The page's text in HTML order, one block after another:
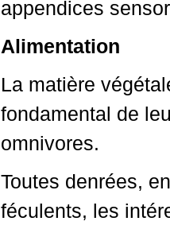
appendices
Alimentation
La matière
fondamental de
omnivores.
Toutes denrées,
féculents, les